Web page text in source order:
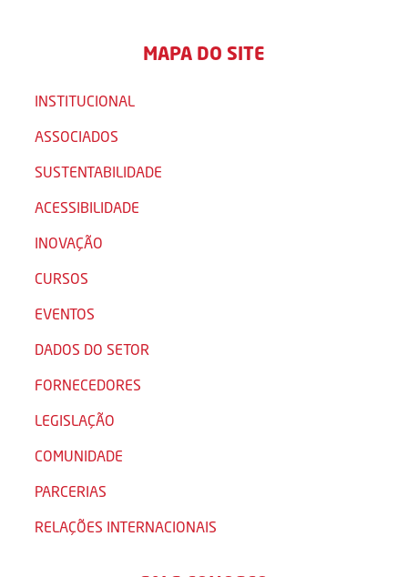
MAPA DO SITE
INSTITUCIONAL
ASSOCIADOS
SUSTENTABILIDADE
ACESSIBILIDADE
INOVAÇÃO
CURSOS
EVENTOS
DADOS DO SETOR
FORNECEDORES
LEGISLAÇÃO
COMUNIDADE
PARCERIAS
RELAÇÕES INTERNACIONAIS